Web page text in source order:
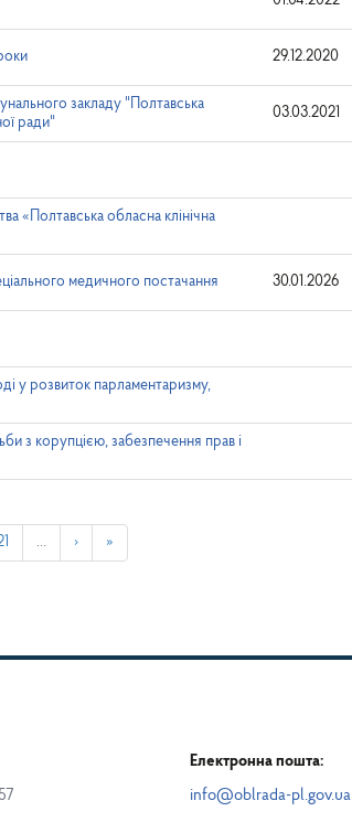
29.12.2020
закладу "Полтавська
ради"
03.03.2021
«Полтавська обласна клінічна
медичного постачання 30.01.2026
у розвиток парламентаризму,
з корупцією, забезпечення прав і
… › »
Електронна пошта:
info@oblrada-pl.gov.ua